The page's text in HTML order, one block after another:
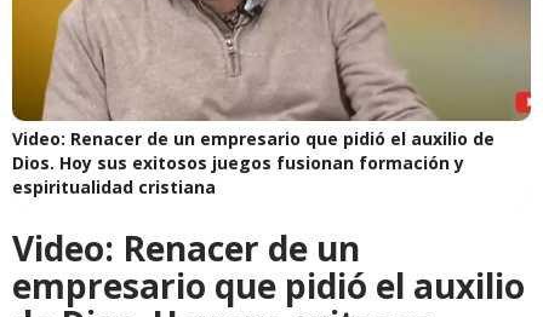
Video: Renacer de un empresario que pidió el auxilio de
Dios. Hoy sus exitosos juegos fusionan formación y
espiritualidad cristiana
Video: Renacer de un
empresario que pidió el auxilio